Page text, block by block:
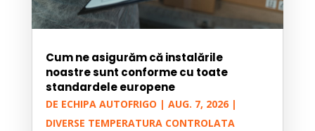
Cum ne asigurăm că instalările
noastre sunt conforme cu toate
standardele europene
DE ECHIPA AUTOFRIGO | AUG. 7, 2026|
DIVERSE TEMPERATURA CONTROLATA